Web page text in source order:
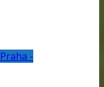
Praha -